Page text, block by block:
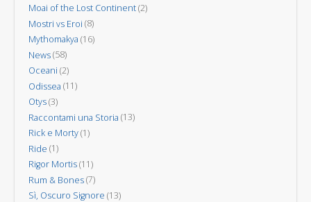
Moai of the Lost Continent(2)
Mostri vs Eroi (8)
Mythomakya (16)
News(58)
Oceani (2)
Odissea (11)
Otys(3)
Raccontami una Storia (13)
Rick e Morty(1)
Ride (1)
Rigor Mortis(11)
Rum & Bones(7)
Sì, Oscuro Signore (13)